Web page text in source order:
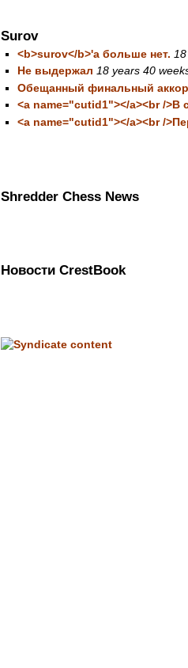
Surov
<b>surov</b>'а больше нет.
Не выдержал 18 years 40
Обещанный финальный
<a name="cutid1"></a><br />В
<a name="cutid1"></a><br /
Shredder Chess News
Новости CrestBook